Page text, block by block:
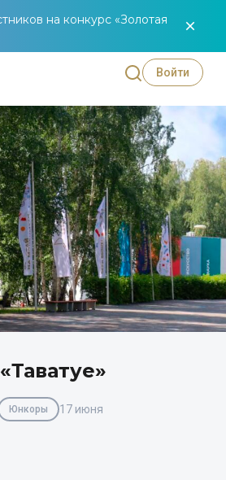
на конкурс «Золотая
Войти
Юнкоры 17 июня